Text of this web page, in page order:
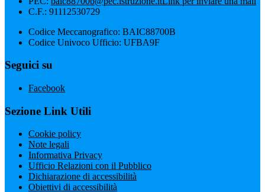
C.F.: 91112530729
Codice Meccanografico: BAIC88700B
Codice Univoco Ufficio: UFBA9F
Seguici su
Facebook
Sezione Link Utili
Cookie policy
Note legali
Informativa Privacy
Ufficio Relazioni con il Pubblico
Dichiarazione di accessibilità
Obiettivi di accessibilità